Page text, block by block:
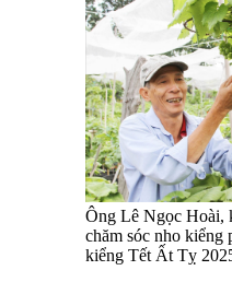
Ông Lê Ngọc Hoài,
chăm sóc nho kiểng
kiểng Tết Ất Tỵ